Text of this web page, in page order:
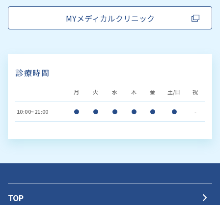
MYメディカルクリニック
診療時間
月 火 水 木 金 土/日 祝
10:00~21:00 ● ● ● ● ● ● -
TOP